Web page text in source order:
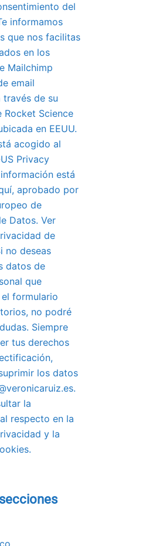
del
informamos
que nos facilitas
en los
Mailchimp
email
de su
Rocket Science
en EEUU.
acogido al
Privacy
está
aprobado por
de
Datos. Ver
de
no deseas
datos de
que
formulario
no podré
Siempre
tus derechos
los datos
la
respecto en la
y la